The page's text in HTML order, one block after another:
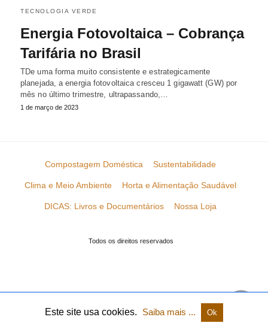
TECNOLOGIA VERDE
Energia Fotovoltaica – Cobrança
Tarifária no Brasil
TDe uma forma muito consistente e estrategicamente
planejada, a energia fotovoltaica cresceu 1 gigawatt (GW) por
mês no último trimestre, ultrapassando,…
1 de março de 2023
Compostagem Doméstica Sustentabilidade
Clima e Meio Ambiente Horta e Alimentação Saudável
DICAS: Livros e Documentários Nossa Loja
Todos os direitos reservados
Este site usa cookies. Saiba mais ... Ok